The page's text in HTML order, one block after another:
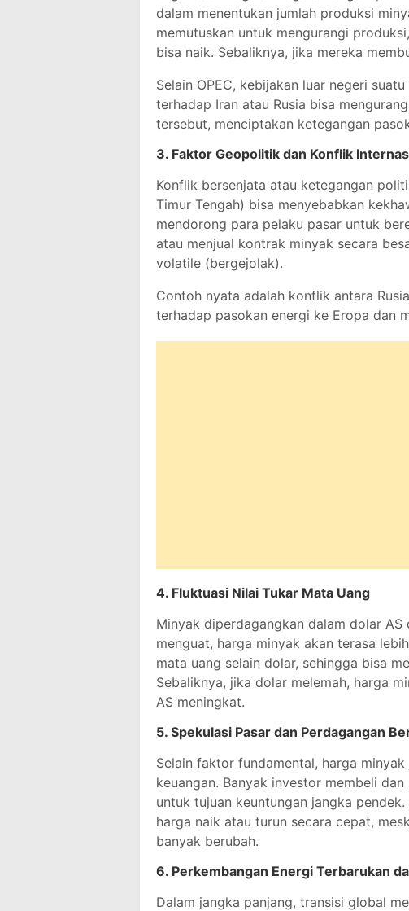
dalam menentukan jumlah produksi
memutuskan untuk mengurangi
bisa naik. Sebaliknya, jika mereka
Selain OPEC, kebijakan luar negeri
terhadap Iran atau Rusia bisa
tersebut, menciptakan ketegangan
3. Faktor Geopolitik dan Konflik
Konflik bersenjata atau ketegangan
Timur Tengah) bisa menyebabkan
mendorong para pelaku pasar untuk
atau menjual kontrak minyak secara
volatile (bergejolak).
Contoh nyata adalah konflik antara
terhadap pasokan energi ke Eropa dan
4. Fluktuasi Nilai Tukar Mata Uang
Minyak diperdagangkan dalam dolar
menguat, harga minyak akan terasa
mata uang selain dolar, sehingga bisa
Sebaliknya, jika dolar melemah, harga
AS meningkat.
5. Spekulasi Pasar dan Perdagangan
Selain faktor fundamental, harga
keuangan. Banyak investor membeli
untuk tujuan keuntungan jangka
harga naik atau turun secara cepat,
banyak berubah.
6. Perkembangan Energi Terbarukan
Dalam jangka panjang, transisi global